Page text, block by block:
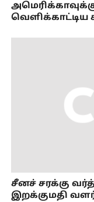
வெளிக்காட்டிய
சீனச் சரக்கு
இறக்குமதி